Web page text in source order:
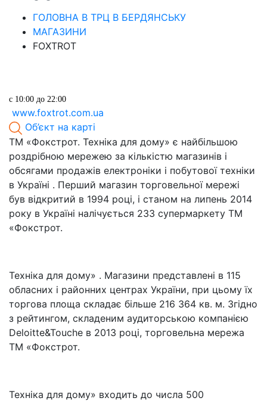
ГОЛОВНА В ТРЦ В БЕРДЯНСЬКУ
МАГАЗИНИ
FOXTROT
с 10:00 до 22:00
www.foxtrot.com.ua
Об’єкт на карті
ТМ «Фокстрот. Техніка для дому» є найбільшою
роздрібною мережею за кількістю магазинів і
обсягами продажів електроніки і побутової техніки
в Україні . Перший магазин торговельної мережі
був відкритий в 1994 році, і станом на липень 2014
року в Україні налічується 233 супермаркету ТМ
«Фокстрот.
Техніка для дому» . Магазини представлені в 115
обласних і районних центрах України, при цьому їх
торгова площа складає більше 216 364 кв. м. Згідно
з рейтингом, складеним аудиторською компанією
Deloitte&Touche в 2013 році, торговельна мережа
ТМ «Фокстрот.
Техніка для дому» входить до числа 500